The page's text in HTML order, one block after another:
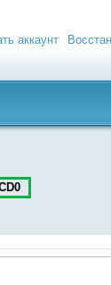
аккаунт